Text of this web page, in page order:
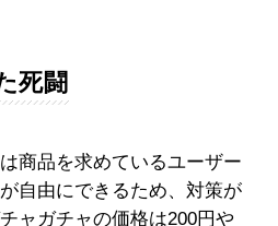
死闘
商品を求めているユーザー
自由にできるため、対策が
ャガチャの価格は200円や